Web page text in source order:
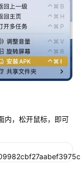
内，松开鼠标，即可